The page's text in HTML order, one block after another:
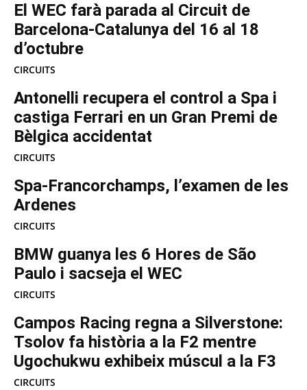
El WEC farà parada al Circuit de
Barcelona-Catalunya del 16 al 18
d’octubre
CIRCUITS
Antonelli recupera el control a Spa i
castiga Ferrari en un Gran Premi de
Bèlgica accidentat
CIRCUITS
Spa-Francorchamps, l’examen de les
Ardenes
CIRCUITS
BMW guanya les 6 Hores de São
Paulo i sacseja el WEC
CIRCUITS
Campos Racing regna a Silverstone:
Tsolov fa història a la F2 mentre
Ugochukwu exhibeix múscul a la F3
CIRCUITS